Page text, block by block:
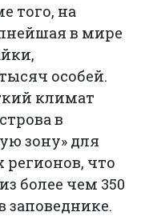
того, на
в мире
особей.
климат
в
зону» для
регионов, что
более чем 350